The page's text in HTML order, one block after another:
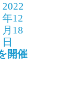
2022
年12
月18
日
開催